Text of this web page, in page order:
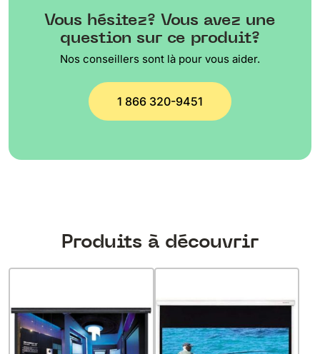
Vous hésitez? Vous avez une
question sur ce produit?
Nos conseillers sont là pour vous aider.
1 866 320-9451
Produits à découvrir